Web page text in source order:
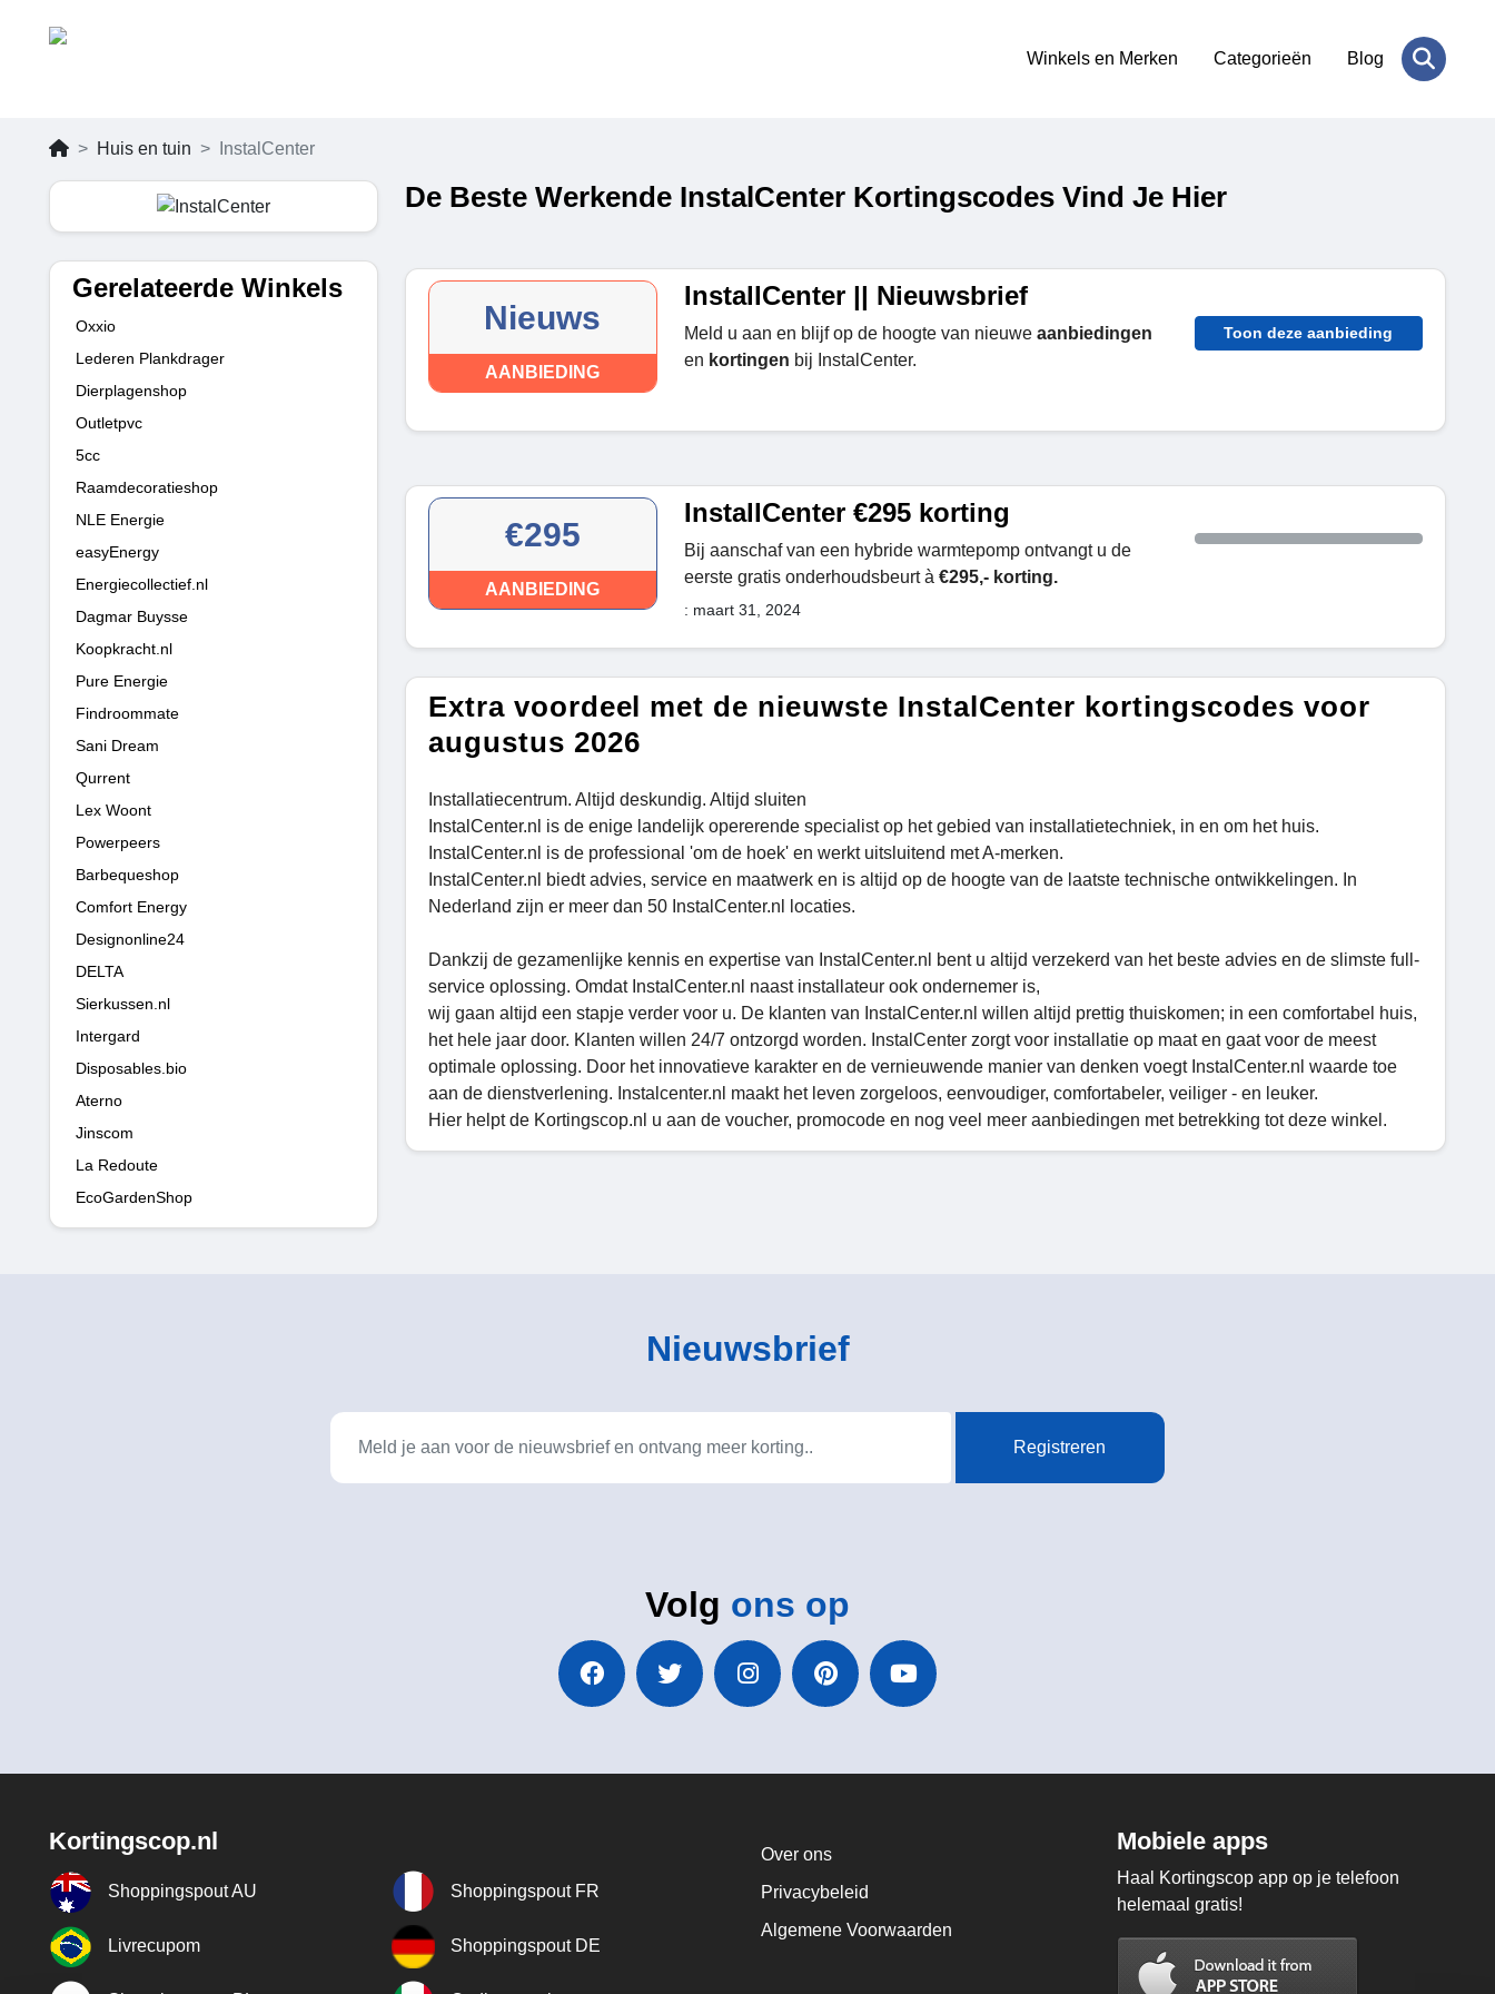
Winkels en Merken Categorieën Blog
Huis en tuin InstalCenter
Gerelateerde Winkels
Oxxio
Lederen Plankdrager
Dierplagenshop
Outletpvc
5cc
Raamdecoratieshop
NLE Energie
easyEnergy
Energiecollectief.nl
Dagmar Buysse
Koopkracht.nl
Pure Energie
Findroommate
Sani Dream
Qurrent
Lex Woont
Powerpeers
Barbequeshop
Comfort Energy
Designonline24
DELTA
Sierkussen.nl
Intergard
Disposables.bio
Aterno
Jinscom
La Redoute
EcoGardenShop
De Beste Werkende InstalCenter Kortingscodes Vind Je Hier
Nieuws
AANBIEDING
InstallCenter || Nieuwsbrief
Meld u aan en blijf op de hoogte van nieuwe aanbiedingen
en kortingen bij InstalCenter.
Toon deze aanbieding
€295
AANBIEDING
InstallCenter €295 korting
Bij aanschaf van een hybride warmtepomp ontvangt u de
eerste gratis onderhoudsbeurt à €295,- korting.
: maart 31, 2024
Extra voordeel met de nieuwste InstalCenter kortingscodes voor
augustus 2026
Installatiecentrum. Altijd deskundig. Altijd sluiten
InstalCenter.nl is de enige landelijk opererende specialist op het gebied van installatietechniek, in en om het huis.
InstalCenter.nl is de professional 'om de hoek' en werkt uitsluitend met A-merken.
InstalCenter.nl biedt advies, service en maatwerk en is altijd op de hoogte van de laatste technische ontwikkelingen. In
Nederland zijn er meer dan 50 InstalCenter.nl locaties.
Dankzij de gezamenlijke kennis en expertise van InstalCenter.nl bent u altijd verzekerd van het beste advies en de slimste full-
service oplossing. Omdat InstalCenter.nl naast installateur ook ondernemer is,
wij gaan altijd een stapje verder voor u. De klanten van InstalCenter.nl willen altijd prettig thuiskomen; in een comfortabel huis,
het hele jaar door. Klanten willen 24/7 ontzorgd worden. InstalCenter zorgt voor installatie op maat en gaat voor de meest
optimale oplossing. Door het innovatieve karakter en de vernieuwende manier van denken voegt InstalCenter.nl waarde toe
aan de dienstverlening. Instalcenter.nl maakt het leven zorgeloos, eenvoudiger, comfortabeler, veiliger - en leuker.
Hier helpt de Kortingscop.nl u aan de voucher, promocode en nog veel meer aanbiedingen met betrekking tot deze winkel.
Nieuwsbrief
Registreren
Volg ons op
Kortingscop.nl
Shoppingspout AU Shoppingspout FR
Livrecupom Shoppingspout DE
Over ons
Privacybeleid
Algemene Voorwaarden
Mobiele apps
Haal Kortingscop app op je telefoon
helemaal gratis!